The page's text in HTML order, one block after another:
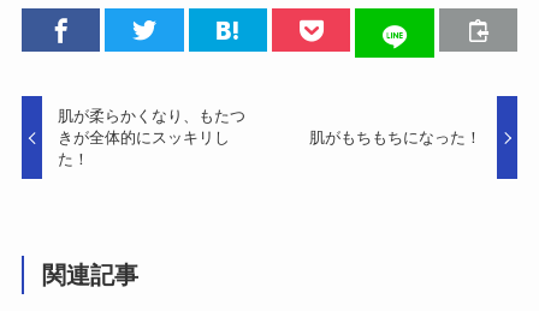
肌が柔らかくなり、もたつ
きが全体的にスッキリし
た！
肌がもちもちになった！
関連記事